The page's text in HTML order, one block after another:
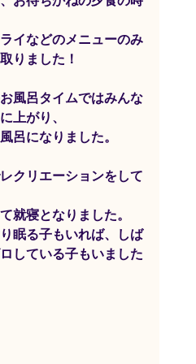
イなどのメニューのみ
りました！
風呂タイムではみんな
上がり、
呂になりました。
クリエーションをして
就寝となりました。
眠る子もいれば、しば
している子もいました